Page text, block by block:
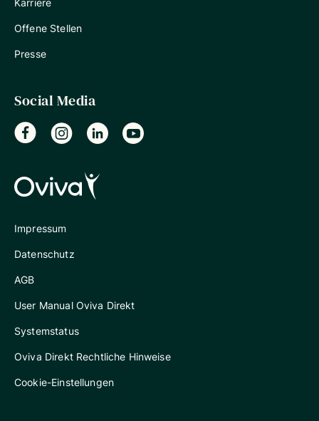
Karriere
Offene Stellen
Presse
Social Media
Impressum
Datenschutz
AGB
User Manual Oviva Direkt
Systemstatus
Oviva Direkt Rechtliche Hinweise
Cookie-Einstellungen